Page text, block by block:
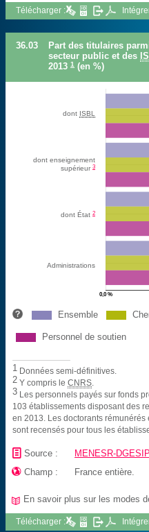
Télécharger :
36.03 Part des titulaires
secteur public et des
20131 (en %)
0,0 %
dont ISBL
dont enseignement
supérieur3
dont État2
Administrations
Ensemble
Personnel de soutien
1 Données semi-définitives.
2 Y compris leCNRS.
3 Les personnels payés sur fonds
103 établissements disposant des
en 2013. Les doctorants
sont recensés pour tous les
📄 Source : MENESR-
 Champ : France entière.
📖 En savoir plus sur les modes
Télécharger :